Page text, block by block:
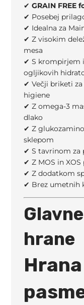
✔GRAIN FREE
✔ Posebej
✔ Idealna za
✔ Z visokim
mesa
✔ S krompirjem
ogljikovih
✔ Večji briketi
higiene
✔ Z omega-3
dlako
✔ Z
sklepom
✔ S tavrinom za
✔ Z MOS in
✔ Z dodatkom
✔ Brez umetnih
hrane